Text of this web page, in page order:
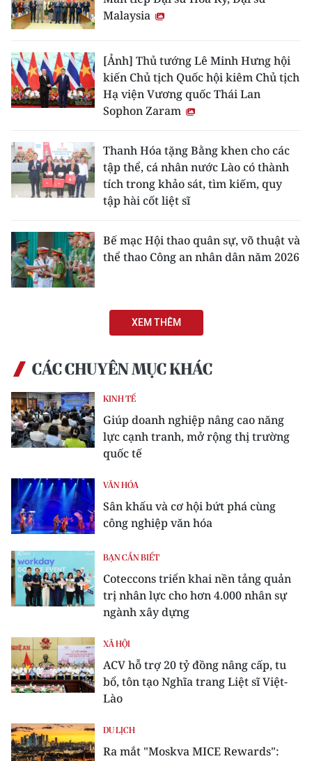
Malaysia
[Ảnh] Thủ tướng Lê Minh Hưng hội
kiến Chủ tịch Quốc hội kiêm Chủ tịch
Hạ viện Vương quốc Thái Lan
Sophon Zaram
Thanh Hóa tặng Bằng khen cho các
tập thể, cá nhân nước Lào có thành
tích trong khảo sát, tìm kiếm, quy
tập hài cốt liệt sĩ
Bế mạc Hội thao quân sự, võ thuật và
thể thao Công an nhân dân năm 2026
XEM THÊM
CÁC CHUYÊN MỤC KHÁC
KINH TẾ
Giúp doanh nghiệp nâng cao năng
lực cạnh tranh, mở rộng thị trường
quốc tế
VĂN HÓA
Sân khấu và cơ hội bứt phá cùng
công nghiệp văn hóa
BẠN CẦN BIẾT
Coteccons triển khai nền tảng quản
trị nhân lực cho hơn 4.000 nhân sự
ngành xây dựng
XÃ HỘI
ACV hỗ trợ 20 tỷ đồng nâng cấp, tu
bổ, tôn tạo Nghĩa trang Liệt sĩ Việt-
Lào
DU LỊCH
Ra mắt "Moskva MICE Rewards":